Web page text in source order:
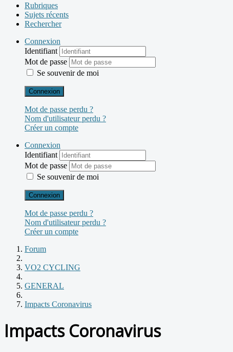
Rubriques
Sujets récents
Rechercher
Connexion
Identifiant
Mot de passe
Se souvenir de moi
Connexion
Mot de passe perdu ?
Nom d'utilisateur perdu ?
Créer un compte
Connexion
Identifiant
Mot de passe
Se souvenir de moi
Connexion
Mot de passe perdu ?
Nom d'utilisateur perdu ?
Créer un compte
Forum
VO2 CYCLING
GENERAL
Impacts Coronavirus
Impacts Coronavirus